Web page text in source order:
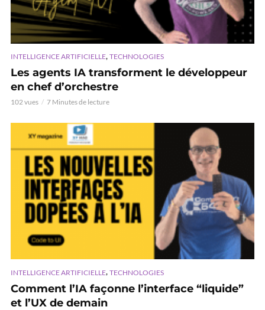
INTELLIGENCE ARTIFICIELLE, TECHNOLOGIES
Les agents IA transforment le développeur
en chef d’orchestre
102 vues 7 Minutes de lecture
INTELLIGENCE ARTIFICIELLE, TECHNOLOGIES
Comment l’IA façonne l’interface “liquide”
et l’UX de demain